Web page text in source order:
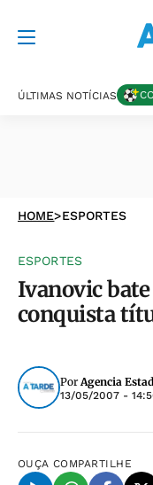
ÚLTIMAS NOTÍCIAS
HOME>ESPORTES
ESPORTES
Ivanovic
conquista
PorAgencia
13/05/2007 -
OUÇA COMPARTILHE